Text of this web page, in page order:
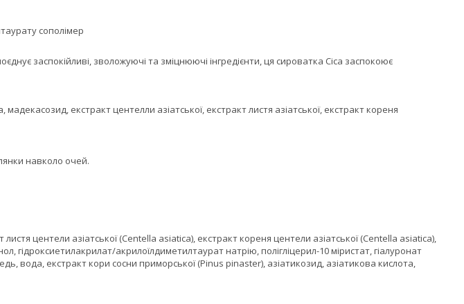
сополімер
заспокійливі, зволожуючі та зміцнюючі інгредієнти, ця сироватка Cica заспокоює
екстракт центелли азіатської, екстракт листя азіатської, екстракт кореня
навколо очей.
центели азіатської (Centella asiatica), екстракт кореня центели азіатської (Centella asiatica),
гідроксиетилакрилат/акрилоїлдиметилтаурат натрію, полігліцерил-10 міристат, гіалуронат
вода, екстракт кори сосни приморської (Pinus pinaster), азіатикозид, азіатикова кислота,